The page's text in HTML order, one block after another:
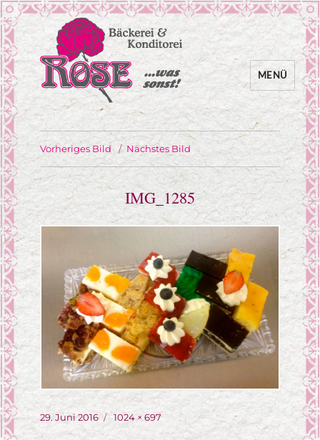
Bäckerei Rose
… was sonst!
MENÜ
Vorheriges Bild Nächstes Bild
IMG_1285
Veröffentlicht
29. Juni 2016 Originalgröße
1024 × 697